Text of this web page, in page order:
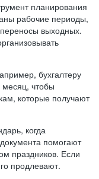
планирования
рабочие периоды,
выходных.
бухгалтеру
месяц, чтобы
которые получают
когда
помогают
праздников. Если
продлевают.